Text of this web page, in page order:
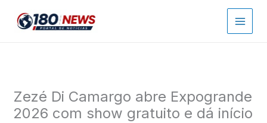
para
Zezé Di Camargo abre Expogrande
2026 com show gratuito e dá início